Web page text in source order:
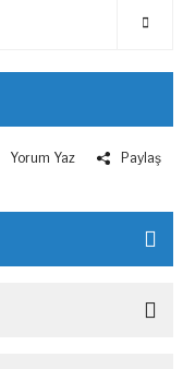
Yorum Yaz Paylaş